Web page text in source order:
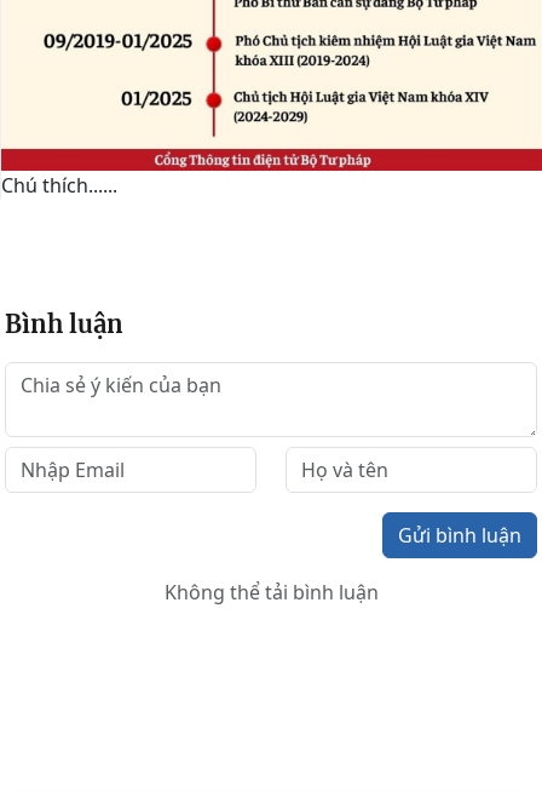
Chú thích......
Bình luận
Gửi bình luận
Không thể tải bình luận